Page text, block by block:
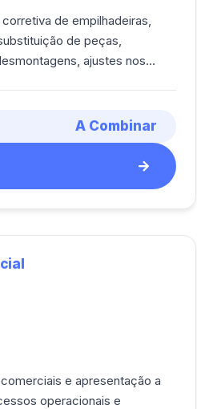
de empilhadeiras,
de peças,
ajustes nos
A Combinar
e apresentação a
operacionais e